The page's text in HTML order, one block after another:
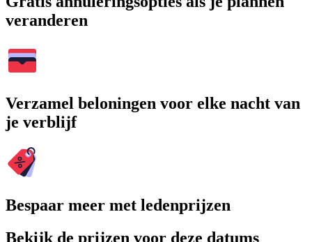
veranderen
Verzamel beloningen voor elke nacht van
je verblijf
Bespaar meer met ledenprijzen
Bekijk de prijzen voor deze datums